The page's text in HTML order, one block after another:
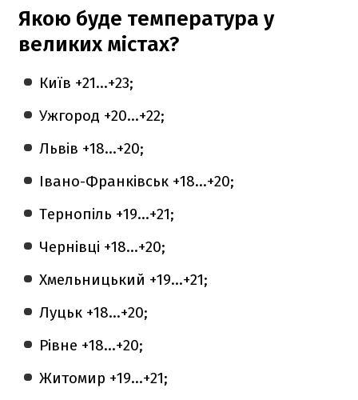
Якою буде температура у
великих містах?
Київ +21...+23;
Ужгород +20...+22;
Львів +18...+20;
Івано-Франківськ +18...+20;
Тернопіль +19...+21;
Чернівці +18...+20;
Хмельницький +19...+21;
Луцьк +18...+20;
Рівне +18...+20;
Житомир +19...+21;